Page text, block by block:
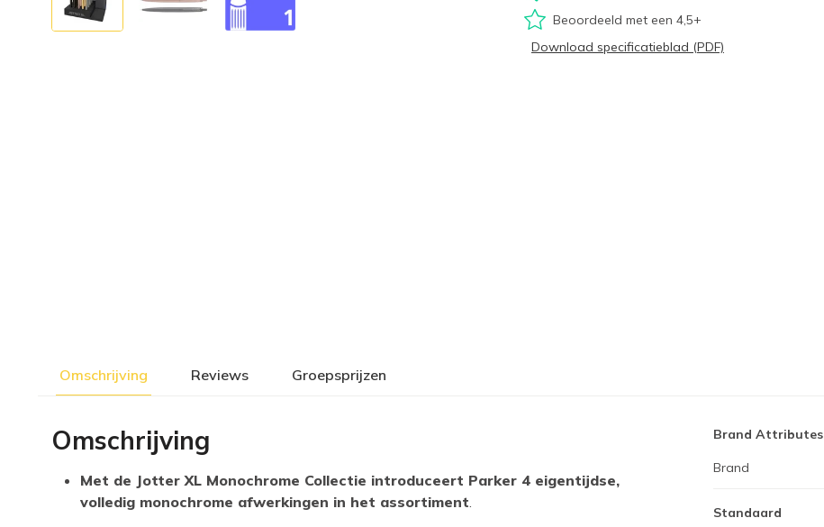
Beoordeeld met een 4,5+
Download specificatieblad (PDF)
Omschrijving Reviews Groepsprijzen
Omschrijving
Met de Jotter XL Monochrome Collectie introduceert Parker 4 eigentijdse,
volledig monochrome afwerkingen in het assortiment.
Brand Attributes
Brand
Standaard